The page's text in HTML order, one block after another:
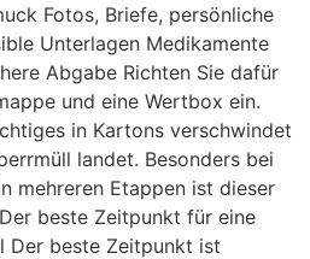
Fotos, Briefe, persönliche
Unterlagen Medikamente
Abgabe Richten Sie dafür
und eine Wertbox ein.
in Kartons verschwindet
landet. Besonders bei
mehreren Etappen ist dieser
beste Zeitpunkt für eine
Der beste Zeitpunkt ist